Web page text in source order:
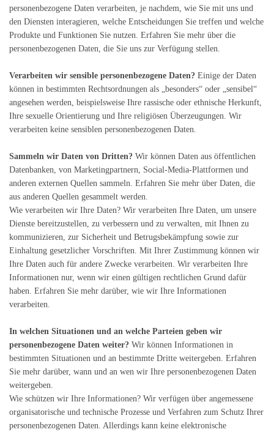
personenbezogene Daten verarbeiten, je nachdem, wie Sie mit uns und
den Diensten interagieren, welche Entscheidungen Sie treffen und welche
Produkte und Funktionen Sie nutzen. Erfahren Sie mehr über die
personenbezogenen Daten, die Sie uns zur Verfügung stellen.
Verarbeiten wir sensible personenbezogene Daten? Einige der Daten
können in bestimmten Rechtsordnungen als „besonders“ oder „sensibel“
angesehen werden, beispielsweise Ihre rassische oder ethnische Herkunft,
Ihre sexuelle Orientierung und Ihre religiösen Überzeugungen. Wir
verarbeiten keine sensiblen personenbezogenen Daten.
Sammeln wir Daten von Dritten? Wir können Daten aus öffentlichen
Datenbanken, von Marketingpartnern, Social-Media-Plattformen und
anderen externen Quellen sammeln. Erfahren Sie mehr über Daten, die
aus anderen Quellen gesammelt werden.
Wie verarbeiten wir Ihre Daten? Wir verarbeiten Ihre Daten, um unsere
Dienste bereitzustellen, zu verbessern und zu verwalten, mit Ihnen zu
kommunizieren, zur Sicherheit und Betrugsbekämpfung sowie zur
Einhaltung gesetzlicher Vorschriften. Mit Ihrer Zustimmung können wir
Ihre Daten auch für andere Zwecke verarbeiten. Wir verarbeiten Ihre
Informationen nur, wenn wir einen gültigen rechtlichen Grund dafür
haben. Erfahren Sie mehr darüber, wie wir Ihre Informationen
verarbeiten.
In welchen Situationen und an welche Parteien geben wir
personenbezogene Daten weiter? Wir können Informationen in
bestimmten Situationen und an bestimmte Dritte weitergeben. Erfahren
Sie mehr darüber, wann und an wen wir Ihre personenbezogenen Daten
weitergeben.
Wie schützen wir Ihre Informationen? Wir verfügen über angemessene
organisatorische und technische Prozesse und Verfahren zum Schutz Ihrer
personenbezogenen Daten. Allerdings kann keine elektronische